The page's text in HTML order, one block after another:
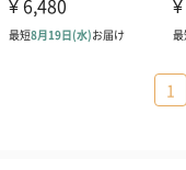
1